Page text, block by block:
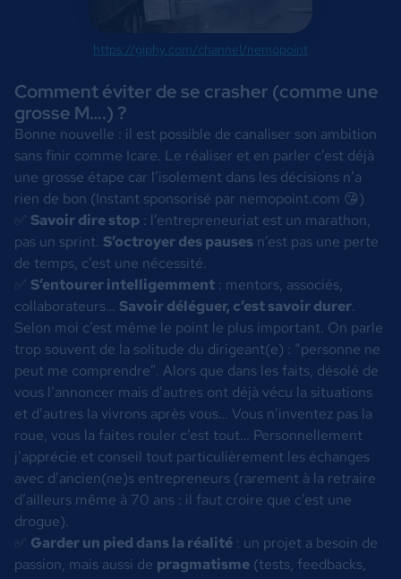
https://giphy.com/channel/nemopoint
Comment éviter de se crasher (comme une
grosse M….) ?
Bonne nouvelle : il est possible de canaliser son ambition
sans finir comme Icare. Le réaliser et en parler c’est déjà
une grosse étape car l’isolement dans les décisions n’a
rien de bon (Instant sponsorisé par nemopoint.com 😘)
✅ Savoir dire stop : l’entrepreneuriat est un marathon,
pas un sprint. S’octroyer des pauses n’est pas une perte
de temps, c’est une nécessité.
✅ S’entourer intelligemment : mentors, associés,
collaborateurs… Savoir déléguer, c’est savoir durer.
Selon moi c’est même le point le plus important. On parle
trop souvent de la solitude du dirigeant(e) : “personne ne
peut me comprendre”. Alors que dans les faits, désolé de
vous l’annoncer mais d’autres ont déjà vécu la situations
et d’autres la vivrons après vous… Vous n’inventez pas la
roue, vous la faites rouler c’est tout… Personnellement
j’apprécie et conseil tout particulièrement les échanges
avec d’ancien(ne)s entrepreneurs (rarement à la retraire
d’ailleurs même à 70 ans : il faut croire que c’est une
drogue).
✅ Garder un pied dans la réalité : un projet a besoin de
passion, mais aussi de pragmatisme (tests, feedbacks,